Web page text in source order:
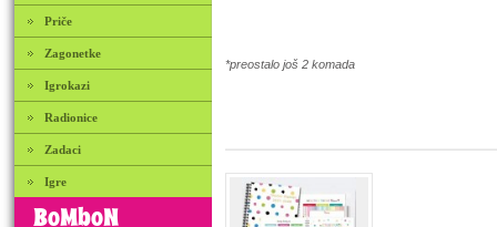
Priče
Zagonetke
Igrokazi
Radionice
Zadaci
Igre
BoMboN
*preostalo još 2 komada